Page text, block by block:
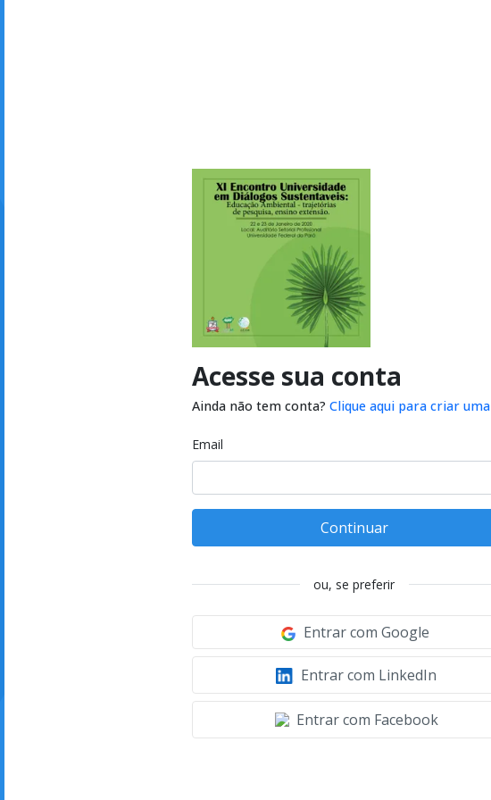
Acesse sua conta
Ainda não tem conta? Clique aqui para criar uma
Email
Continuar
ou, se preferir
Entrar com Google
Entrar com LinkedIn
Entrar com Facebook